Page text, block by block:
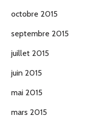
octobre 2015
septembre 2015
juillet 2015
juin 2015
mai 2015
mars 2015